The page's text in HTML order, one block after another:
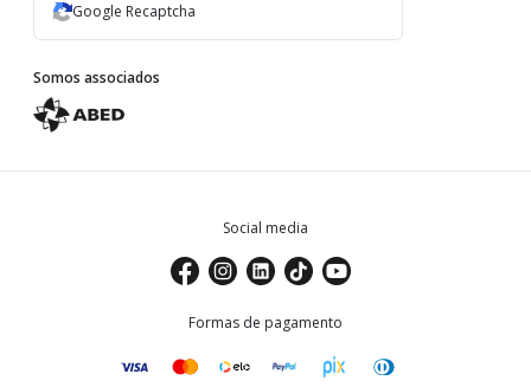
Google Recaptcha
Somos associados
Social media
Formas de pagamento